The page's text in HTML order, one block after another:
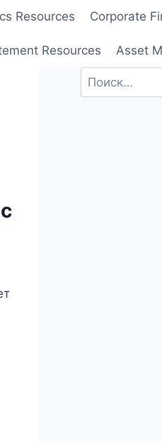
Resources Corporate
Resources Asset
Найти: